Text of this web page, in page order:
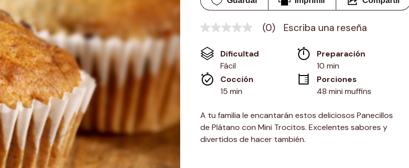
Sin
Enlace
en
misma
página.
(0) Escriba una reseña
Dificultad
Fácil
Preparación
10 min
Cocción
15 min
Porciones
48 mini muffins
A tu familia le encantarán estos deliciosos Panecillos
de Plátano con Mini Trocitos. Excelentes sabores y
divertidos de hacer también.